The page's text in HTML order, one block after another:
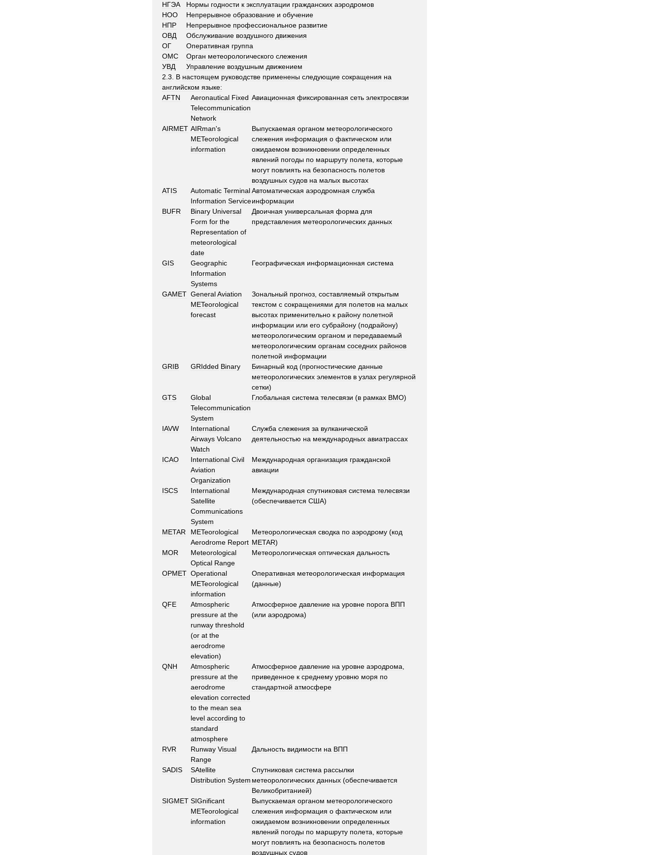
НГЭА
Нормы годности к эксплуатации гражданских аэродромов
НОО
Непрерывное образование и обучение
НПР
Непрерывное профессиональное развитие
ОВД
Обслуживание воздушного движения
ОГ
Оперативная группа
ОМС
Орган метеорологического слежения
УВД
Управление воздушным движением
2 3 В настоящем руководстве применены следующие сокращения на
английском языке:
AFTN
Aeronautical Fixed
Telecommunication
Network
Авиационная фиксированная сеть электросвязи
AIRMET AIRman's
METeorological
information
Выпускаемая органом метеорологического
слежения информация о фактическом или
ожидаемом возникновении определенных
явлений погоды по маршруту полета
которые
могут повлиять на безопасность полетов
воздушных судов на малых высотах
ATIS
Automatic Terminal
Information Service
Автоматическая аэродромная служба
информации
BUFR
Binary Universal
Form for the
Representation of
meteorological
date
Двоичная универсальная форма для
представления метеорологических данных
GIS
Geographic
Information
Systems
Географическая информационная система
GAMET GeneralAviation
METeorological
forecast
Зональный прогноз составляемый открытым
текстом с сокращениями для полетов на малых
высотах применительно к району полетной
информации или его субрайону (подрайону)
метеорологическим органом и передаваемый
метеорологическим органам соседних районов
полетной информации
GRIB
GRIdded Binary Бинарный код (прогностические данные
метеорологических элементов в узлах регулярной
сетки)
GTS
Global
Telecommunication
System
Глобальная система телесвязи (в рамках ВМО)
IAVW
International
Airways Volcano
Watch
Служба слежения за вулканической
деятельностью на международных авиатрассах
ICAO International Civil
Aviation
Organization
Международная организация гражданской
авиации
ISCS
International
Satellite
Communications
System
Международная спутниковая система телесвязи
(обеспечивается США)
METAR
METeorological
Aerodrome Report
Метеорологическая сводка по аэродрому (код
METAR)
MOR
Meteorological
Optical Range
Метеорологическая оптическая дальность
OPMET Operational
METeorological
information
Оперативная метеорологическая информация
(данные)
QFE
Atmospheric
pressure at the
runway threshold
(or at the
aerodrome
elevation)
Атмосферное давление на уровне порога ВПП
(или аэродрома)
QNH
Atmospheric
pressure at the
aerodrome
elevation corrected
to the mean sea
level according to
standard
atmosphere
Атмосферное давление на уровне аэродрома
приведенное к среднему уровню моря по
стандартной атмосфере
RVR Runway Visual
Range
Дальность видимости на ВПП
SADIS
SAtellite
Distribution System
Спутниковая система рассылки
метеорологических данных (обеспечивается
Великобританией)
SIGMET SIGnificant
METeorological
information
Выпускаемая органом метеорологического
слежения информация о фактическом или
ожидаемом возникновении определенных
явлений погоды по маршруту полета
которые
могут повлиять на безопасность полетов
воздушных судов